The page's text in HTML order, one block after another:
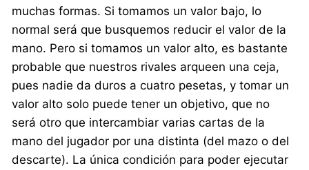
muchas formas. Si tomamos un valor bajo, lo
normal será que busquemos reducir el valor de la
mano. Pero si tomamos un valor alto, es bastante
probable que nuestros rivales arqueen una ceja,
pues nadie da duros a cuatro pesetas, y tomar un
valor alto solo puede tener un objetivo, que no
será otro que intercambiar varias cartas de la
mano del jugador por una distinta (del mazo o del
descarte). La única condición para poder ejecutar